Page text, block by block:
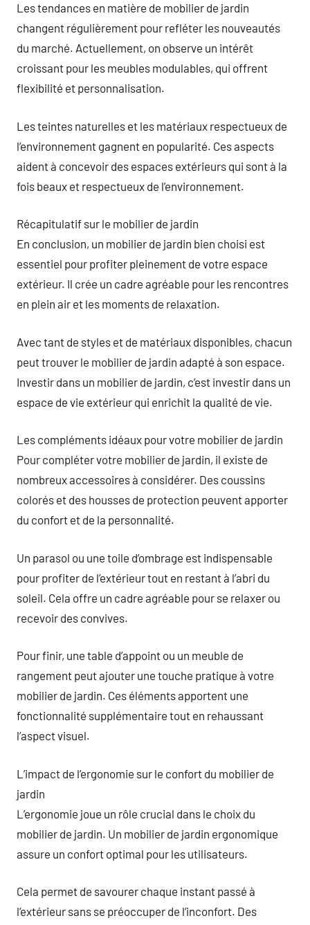
Les tendances en matière de mobilier de jardin
changent régulièrement pour refléter les nouveautés
du marché. Actuellement, on observe un intérêt
croissant pour les meubles modulables, qui offrent
flexibilité et personnalisation.
Les teintes naturelles et les matériaux respectueux de
l’environnement gagnent en popularité. Ces aspects
aident à concevoir des espaces extérieurs qui sont à la
fois beaux et respectueux de l’environnement.
Récapitulatif sur le mobilier de jardin
En conclusion, un mobilier de jardin bien choisi est
essentiel pour profiter pleinement de votre espace
extérieur. Il crée un cadre agréable pour les rencontres
en plein air et les moments de relaxation.
Avec tant de styles et de matériaux disponibles, chacun
peut trouver le mobilier de jardin adapté à son espace.
Investir dans un mobilier de jardin, c’est investir dans un
espace de vie extérieur qui enrichit la qualité de vie.
Les compléments idéaux pour votre mobilier de jardin
Pour compléter votre mobilier de jardin, il existe de
nombreux accessoires à considérer. Des coussins
colorés et des housses de protection peuvent apporter
du confort et de la personnalité.
Un parasol ou une toile d’ombrage est indispensable
pour profiter de l’extérieur tout en restant à l’abri du
soleil. Cela offre un cadre agréable pour se relaxer ou
recevoir des convives.
Pour finir, une table d’appoint ou un meuble de
rangement peut ajouter une touche pratique à votre
mobilier de jardin. Ces éléments apportent une
fonctionnalité supplémentaire tout en rehaussant
l’aspect visuel.
L’impact de l’ergonomie sur le confort du mobilier de
jardin
L’ergonomie joue un rôle crucial dans le choix du
mobilier de jardin. Un mobilier de jardin ergonomique
assure un confort optimal pour les utilisateurs.
Cela permet de savourer chaque instant passé à
l’extérieur sans se préoccuper de l’inconfort. Des